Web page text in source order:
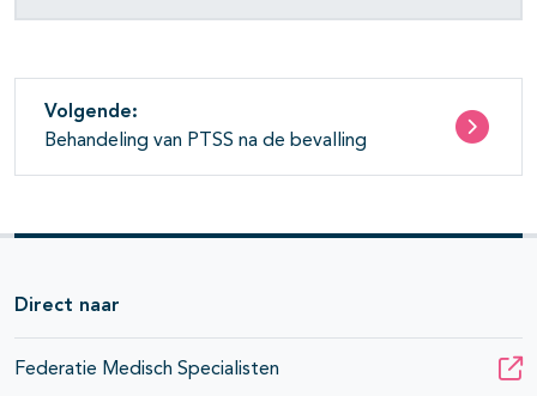
Volgende:
Behandeling van PTSS na de bevalling
Direct naar
Federatie Medisch Specialisten